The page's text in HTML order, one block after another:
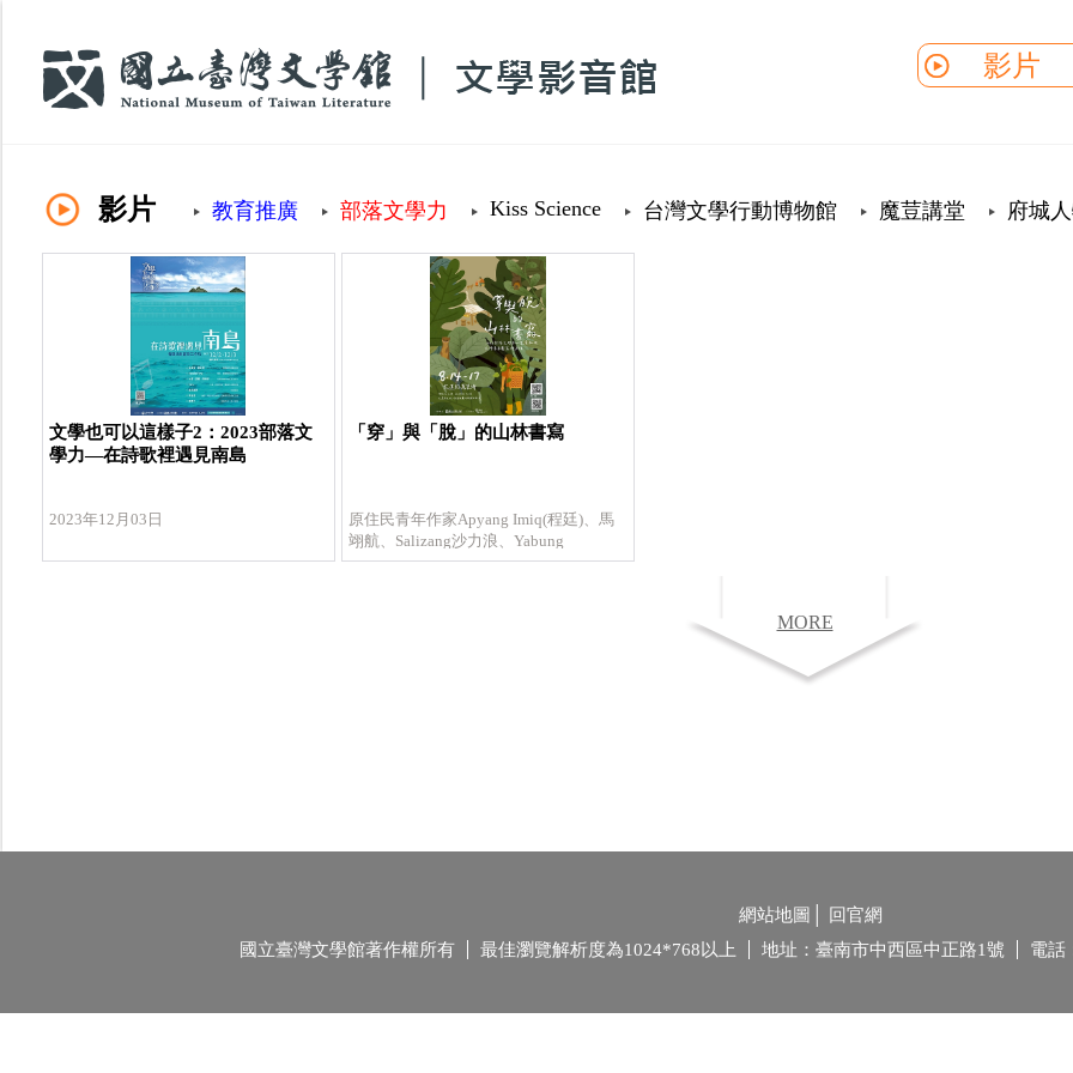
影片
影片 教育推廣 部落文學力 Kiss Science 台灣文學行動博物館 魔荳講堂 府城
文學也可以這樣子2：2023部落文
學力—在詩歌裡遇見南島
2023年12月03日
「穿」與「脫」的山林書寫
原住民青年作家Apyang Imiq(程廷)、馬
翊航、Salizang沙力浪、Yabung
Haning(吳雅雯)、Temu Suyan(黃璽)、嚴
MORE
網站地圖
回官網
國立臺灣文學館著作權所有
最佳瀏覽解析度為1024*768以上 地址：臺南市中西區中正路1號 電話